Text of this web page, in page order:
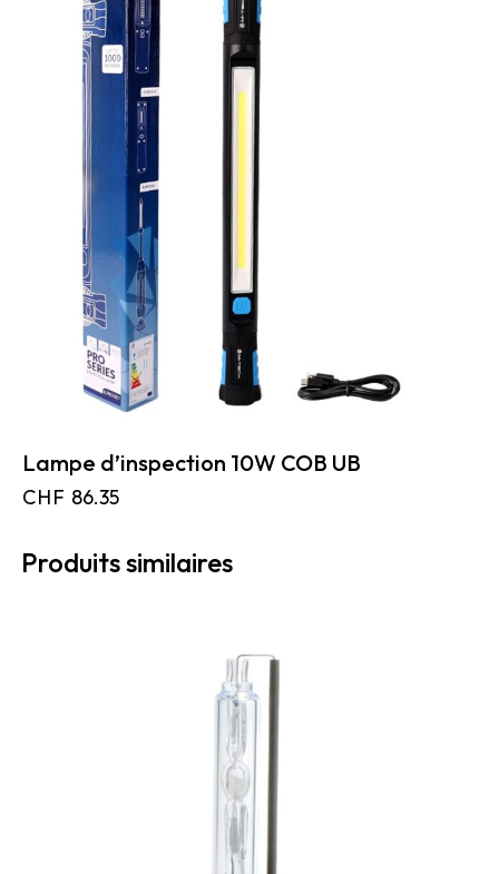
Lampe d’inspection 10W COB UB
CHF 86.35
Produits similaires